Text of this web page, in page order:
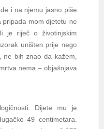
i na njemu jasno piše
mom djetetu ne
je riječ o životinjskim
uništen prije nego
ne bih znao da kažem,
nema – objašnjava
Dijete mu je
49 centimetara.